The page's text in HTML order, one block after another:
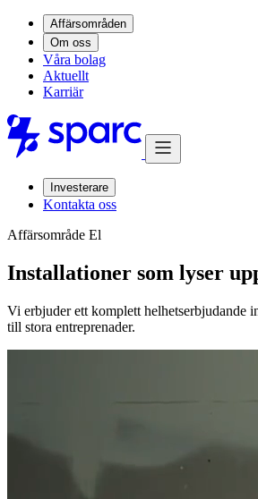
Affärsområden
Om oss
Våra bolag
Aktuellt
Karriär
Investerare
Kontakta oss
Affärsområde El
Installationer som lyser
Vi erbjuder ett komplett helhetserbjudande
till stora entreprenader.